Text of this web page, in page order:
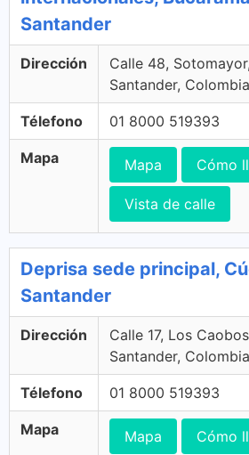
Santander
Dirección
Calle 48,
Santander, Colombia
Télefono 01 8000 519393
Mapa Mapa Cómo
Vista de calle
Deprisa sede principal,
Santander
Dirección
Calle 17, Los
Santander, Colombia
Télefono 01 8000 519393
Mapa Mapa Cómo